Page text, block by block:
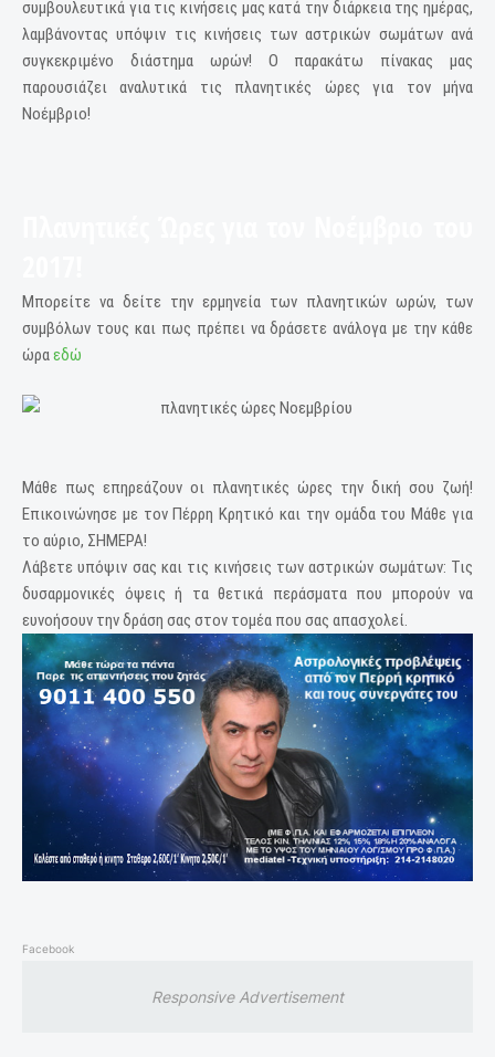
συμβουλευτικά για τις κινήσεις μας κατά την διάρκεια της ημέρας,
λαμβάνοντας υπόψιν τις κινήσεις των αστρικών σωμάτων ανά
συγκεκριμένο διάστημα ωρών! Ο παρακάτω πίνακας μας
παρουσιάζει αναλυτικά τις πλανητικές ώρες για τον μήνα
Νοέμβριο!
Μπορείτε να δείτε την ερμηνεία των πλανητικών ωρών, των
συμβόλων τους και πως πρέπει να δράσετε ανάλογα με την κάθε
ώραεδώ
Μάθε πως επηρεάζουν οι πλανητικές ώρες την δική σου ζωή!
Επικοινώνησε με τον Πέρρη Κρητικό και την ομάδα του Μάθε για
το αύριο, ΣΗΜΕΡΑ!
Λάβετε υπόψιν σας και τις κινήσεις των αστρικών σωμάτων: Τις
δυσαρμονικές όψεις ή τα θετικά περάσματα που μπορούν να
ευνοήσουν την δράση σας στον τομέα που σας απασχολεί.
Facebook
Responsive Advertisement